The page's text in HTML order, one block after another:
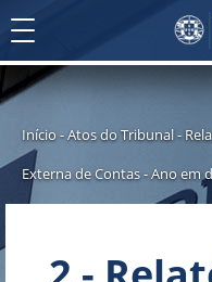
Toggle
navigation
Início-Atos do Tribunal-
Externa de Contas-Ano em